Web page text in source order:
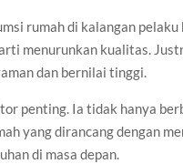
rumah di kalangan
menurunkan kualitas.
dan bernilai tinggi.
penting. Ia tidak hanya
yang dirancang dengan
di masa depan.